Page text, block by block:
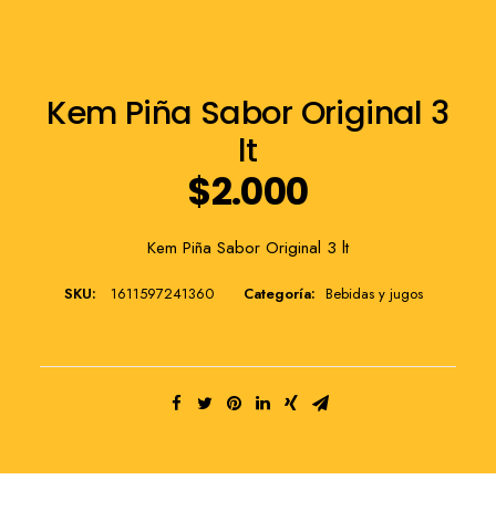
Kem Piña Sabor Original 3
lt
$2.000
Kem Piña Sabor Original 3 lt
SKU: 1611597241360 Categoría: Bebidas y jugos